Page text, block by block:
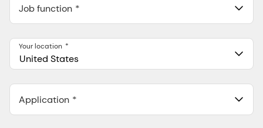
Job function
United States
Your location
Application